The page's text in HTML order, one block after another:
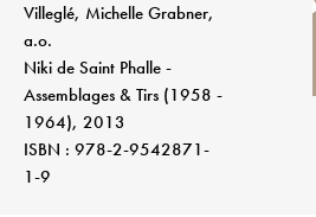
Villeglé, Michelle Grabner,
a.o.
Niki de Saint Phalle -
Assemblages & Tirs (1958 -
1964), 2013
ISBN : 978-2-9542871-
1-9